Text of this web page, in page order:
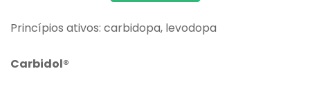
Princípios ativos: carbidopa, levodopa
Carbidol®